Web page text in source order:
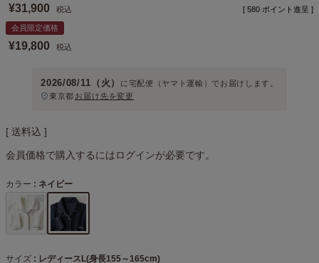
¥31,900 税込
会員限定価格
¥19,800 税込
[ 580 ポイント進呈 ]
2026/08/11（火） に 宅配便（ヤマト運輸） でお届けします。
東京都 お届け先を変更
送料込
会員価格で購入するにはログインが必要です。
サイズ レディースL(身長155～165cm)
カラー ネイビー